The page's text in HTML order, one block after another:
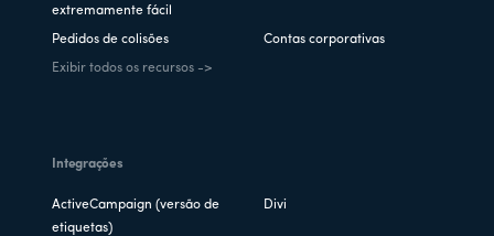
extremamente fácil
Pedidos de colisões Contas corporativas
Exibir todos os recursos ->
Integrações
ActiveCampaign (versão de
etiquetas)
Divi